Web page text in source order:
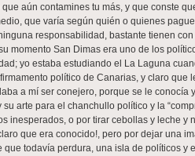
que aún contamines tu más, y que conste
que varía según quién o quienes
responsabilidad, bastante tienen
momento San Dimas era uno de los
yo estaba estudiando el La Laguna
político de Canarias, y claro que
a mí ser conejero, porque se le conocía
su arte para el chanchullo político y la
inesperados, o por tirar cebollas y leche y
que era conocido!, pero por dejar una
que todavía perdura, una isla de políticos y